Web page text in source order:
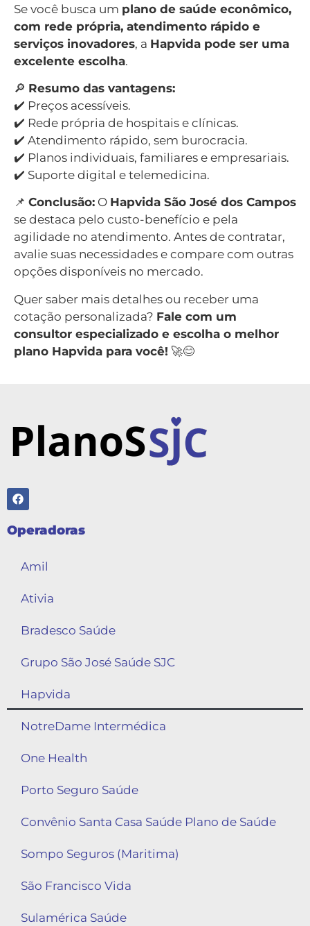
Se você busca um plano de saúde econômico,
com rede própria, atendimento rápido e
serviços inovadores, a Hapvida pode ser uma
excelente escolha.
🔎 Resumo das vantagens:
✔️ Preços acessíveis.
✔️ Rede própria de hospitais e clínicas.
✔️ Atendimento rápido, sem burocracia.
✔️ Planos individuais, familiares e empresariais.
✔️ Suporte digital e telemedicina.
📌 Conclusão: O Hapvida São José dos Campos
se destaca pelo custo-benefício e pela
agilidade no atendimento. Antes de contratar,
avalie suas necessidades e compare com outras
opções disponíveis no mercado.
Quer saber mais detalhes ou receber uma
cotação personalizada? Fale com um
consultor especializado e escolha o melhor
plano Hapvida para você! 🚀😊
Operadoras
Amil
Ativia
Bradesco Saúde
Grupo São José Saúde SJC
Hapvida
NotreDame Intermédica
One Health
Porto Seguro Saúde
Convênio Santa Casa Saúde Plano de Saúde
Sompo Seguros (Maritima)
São Francisco Vida
Sulamérica Saúde